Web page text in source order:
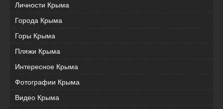
Личности Крыма
Города Крыма
Горы Крыма
Пляжи Крыма
Интересное Крыма
Фотографии Крыма
Видео Крыма